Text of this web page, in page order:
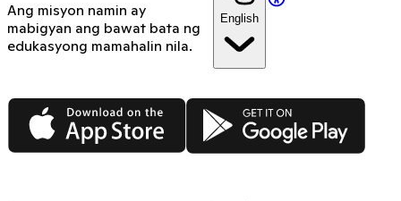
Ang misyon namin ay
mabigyan ang bawat bata ng
edukasyong mamahalin nila.
English
App Store Google Play